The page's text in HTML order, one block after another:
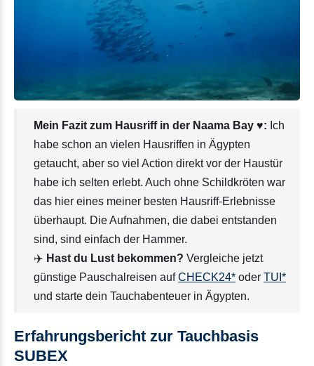
Mein Fazit zum Hausriff in der Naama Bay ♥️: Ich
habe schon an vielen Hausriffen in Ägypten
getaucht, aber so viel Action direkt vor der Haustür
habe ich selten erlebt. Auch ohne Schildkröten war
das hier eines meiner besten Hausriff-Erlebnisse
überhaupt. Die Aufnahmen, die dabei entstanden
sind, sind einfach der Hammer.
✈️ Hast du Lust bekommen? Vergleiche jetzt
günstige Pauschalreisen aufCHECK24* oder TUI*
und starte dein Tauchabenteuer in Ägypten.
Erfahrungsbericht zur Tauchbasis
SUBEX